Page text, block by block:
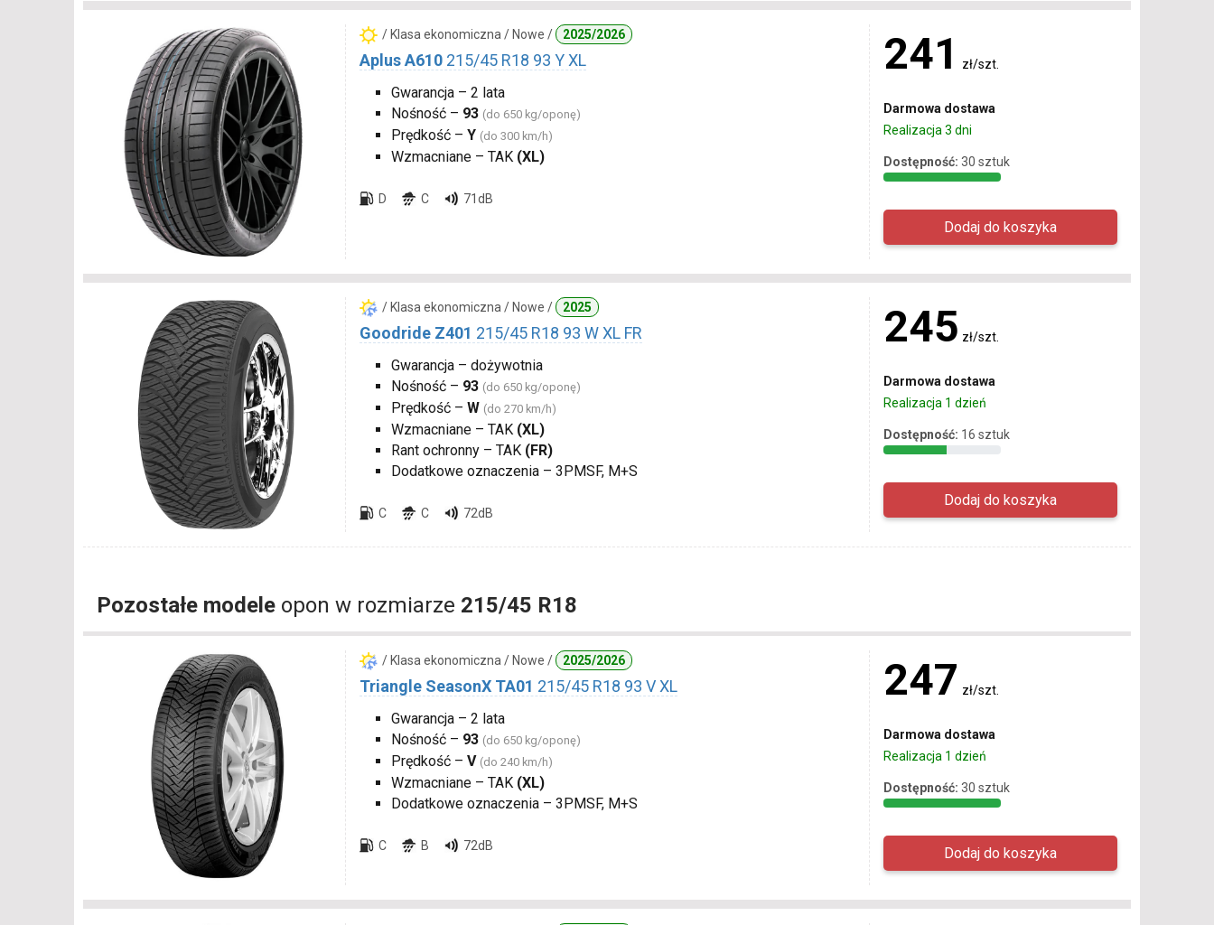
/ Klasa ekonomiczna / Nowe / 2025/2026
Aplus A610 215/45 R18 93 Y XL
Gwarancja – 2 lata
Nośność – 93 (do 650 kg/oponę)
Prędkość – Y (do 300 km/h)
Wzmacniane – TAK (XL)
D C 71dB
241 zł/szt.
Darmowa dostawa
Realizacja 3 dni
Dostępność: 30 sztuk
/ Klasa ekonomiczna / Nowe / 2025
Goodride Z401 215/45 R18 93 W XL FR
Gwarancja – dożywotnia
Nośność – 93 (do 650 kg/oponę)
Prędkość – W (do 270 km/h)
Wzmacniane – TAK (XL)
Rant ochronny – TAK (FR)
Dodatkowe oznaczenia – 3PMSF, M+S
C C 72dB
245 zł/szt.
Darmowa dostawa
Realizacja 1 dzień
Dostępność: 16 sztuk
Pozostałe modele opon w rozmiarze 215/45 R18
/ Klasa ekonomiczna / Nowe / 2025/2026
Triangle SeasonX TA01 215/45 R18 93 V XL
Gwarancja – 2 lata
Nośność – 93 (do 650 kg/oponę)
Prędkość – V (do 240 km/h)
Wzmacniane – TAK (XL)
Dodatkowe oznaczenia – 3PMSF, M+S
C B 72dB
247 zł/szt.
Darmowa dostawa
Realizacja 1 dzień
Dostępność: 30 sztuk